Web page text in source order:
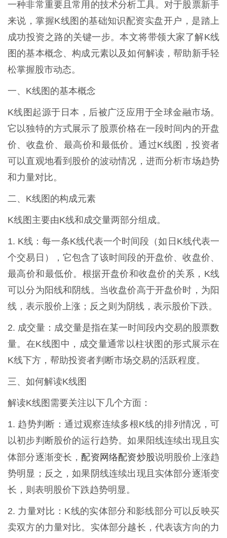
一种非常重要且常用的技术分析工具。对于股票新手
来说，掌握K线图的基础知识配资实盘开户，是踏上
成功投资之路的关键一步。本文将带领大家了解K线
图的基本概念、构成元素以及如何解读，帮助新手轻
松掌握股市动态。
一、K线图的基本概念
K线图起源于日本，后被广泛应用于全球金融市场。
它以独特的方式展示了股票价格在一段时间内的开盘
价、收盘价、最高价和最低价。通过K线图，投资者
可以直观地看到股价的波动情况，进而分析市场趋势
和力量对比。
二、K线图的构成元素
K线图主要由K线和成交量两部分组成。
1. K线：每一条K线代表一个时间段（如日K线代表一
个交易日），它包含了该时间段的开盘价、收盘价、
最高价和最低价。根据开盘价和收盘价的关系，K线
可以分为阳线和阴线。当收盘价高于开盘价时，为阳
线，表示股价上涨；反之则为阴线，表示股价下跌。
2. 成交量：成交量是指在某一时间段内交易的股票数
量。在K线图中，成交量通常以柱状图的形式展示在
K线下方，帮助投资者判断市场交易的活跃程度。
三、如何解读K线图
解读K线图需要关注以下几个方面：
1. 趋势判断：通过观察连续多根K线的排列情况，可
以初步判断股价的运行趋势。如果阳线连续出现且实
体部分逐渐变长， 配资网络配资炒股说明股价上涨趋
势明显；反之，如果阴线连续出现且实体部分逐渐变
长，则表明股价下跌趋势明显。
2. 力量对比：K线的实体部分和影线部分可以反映买
卖双方的力量对比。实体部分越长，代表该方向的力